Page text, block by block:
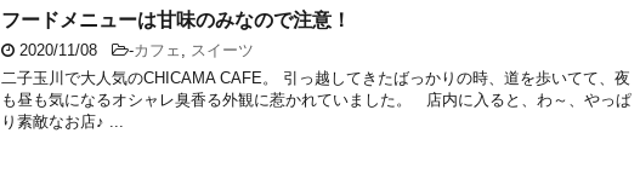
フードメニューは甘味のみなので注意！
2020/11/08 -カフェ , スイーツ
二子玉川で大人気のCHICAMA CAFE。 引っ越してきたばっかりの時、道を歩いてて、夜
も昼も気になるオシャレ臭香る外観に惹かれていました。 店内に入ると、わ～、やっぱ
り素敵なお店♪ ...